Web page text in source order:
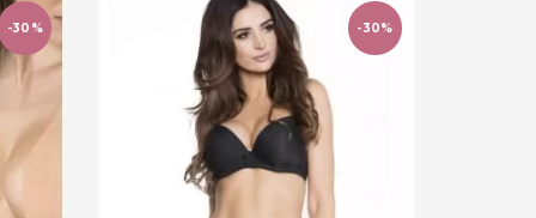
-30% -30%
favorite_border